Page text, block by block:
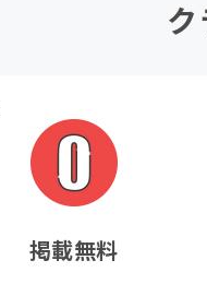
掲載無料